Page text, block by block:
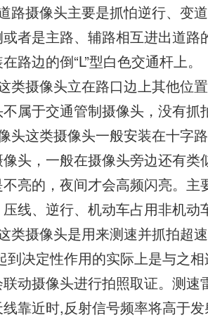
路摄像头主要是抓怕逆行、变
者是主路、辅路相互进出道
路边的倒“L”型白色交通杆上。
类摄像头立在路口边上其他位
属于交通管制摄像头，没有抓
头这类摄像头一般安装在十字
头，一般在摄像头旁边还有
亮的，夜间才会高频闪亮。
线、逆行、机动车占用非机动
类摄像头是用来测速并抓拍超
到决定性作用的实际上是与之
动摄像头进行拍照取证。测速
靠近时,反射信号频率将高于